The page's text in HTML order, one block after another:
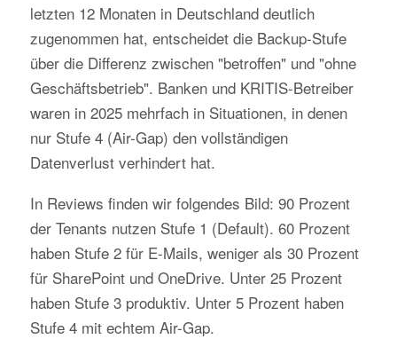
letzten 12 Monaten in Deutschland deutlich
zugenommen hat, entscheidet die Backup-Stufe
über die Differenz zwischen "betroffen" und "ohne
Geschäftsbetrieb". Banken und KRITIS-Betreiber
waren in 2025 mehrfach in Situationen, in denen
nur Stufe 4 (Air-Gap) den vollständigen
Datenverlust verhindert hat.
In Reviews finden wir folgendes Bild: 90 Prozent
der Tenants nutzen Stufe 1 (Default). 60 Prozent
haben Stufe 2 für E-Mails, weniger als 30 Prozent
für SharePoint und OneDrive. Unter 25 Prozent
haben Stufe 3 produktiv. Unter 5 Prozent haben
Stufe 4 mit echtem Air-Gap.